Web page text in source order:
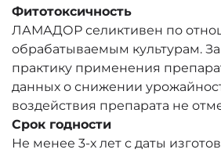
Фитотоксичность
ЛАМАДОР селиктивен по
обрабатываемым культурам.
практику применения
данных о снижении
воздействия препарата не
Срок годности
Не менее 3-х лет с даты